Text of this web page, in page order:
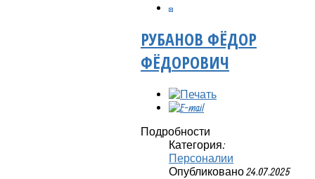
РУБАНОВ ФЁДОР
ФЁДОРОВИЧ
Подробности
Категория:
Персоналии
Опубликовано 24.07.2025